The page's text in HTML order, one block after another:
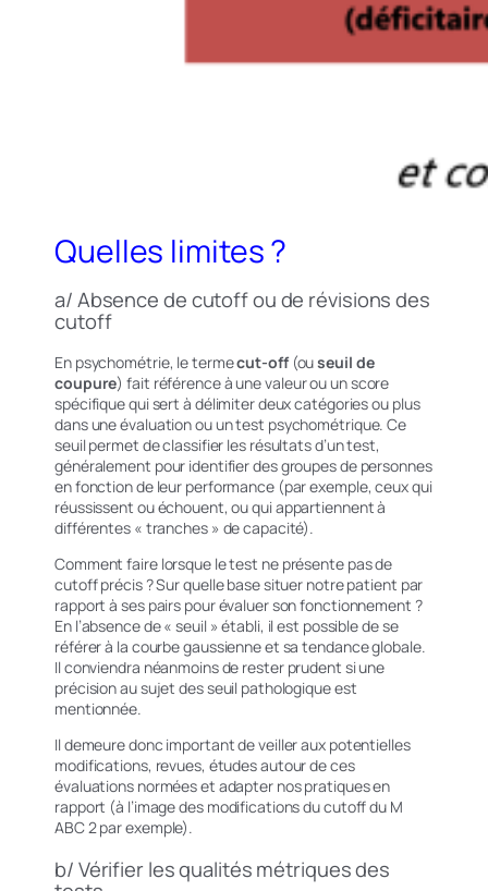
Quelles limites ?
a/ Absence de cutoff ou de révisions des
cutoff
En psychométrie, le termecut-off(ouseuil de
coupure) fait référence à une valeur ou un score
spécifique qui sert à délimiter deux catégories ou plus
dans une évaluation ou un test psychométrique. Ce
seuil permet de classifier les résultats d’un test,
généralement pour identifier des groupes de personnes
en fonction de leur performance (par exemple, ceux qui
réussissent ou échouent, ou qui appartiennent à
différentes « tranches » de capacité).
Comment faire lorsque le test ne présente pas de
cutoff précis ? Sur quelle base situer notre patient par
rapport à ses pairs pour évaluer son fonctionnement ?
En l’absence de « seuil » établi, il est possible de se
référer à la courbe gaussienne et sa tendance globale.
Il conviendra néanmoins de rester prudent si une
précision au sujet des seuil pathologique est
mentionnée.
Il demeure donc important de veiller aux potentielles
modifications, revues, études autour de ces
évaluations normées et adapter nos pratiques en
rapport (à l’image des modifications du cutoff du M
ABC 2 par exemple).
b/ Vérifier les qualités métriques des